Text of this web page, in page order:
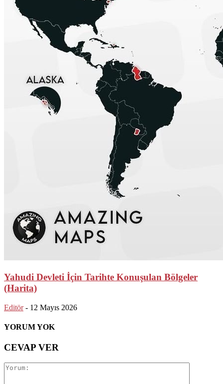
Yahudi Devleti İçin Tarihte Konuşulan Bölgeler
(Harita)
Editör - 12 Mayıs 2026
YORUM YOK
CEVAP VER